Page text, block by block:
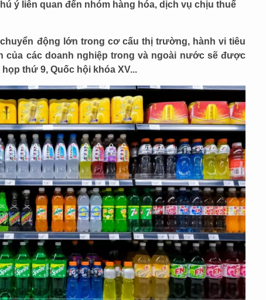
ý liên quan đến nhóm hàng hóa, dịch vụ chịu thuế
động lớn trong cơ cấu thị trường, hành vi tiêu
của các doanh nghiệp trong và ngoài nước sẽ được
thứ 9, Quốc hội khóa XV...